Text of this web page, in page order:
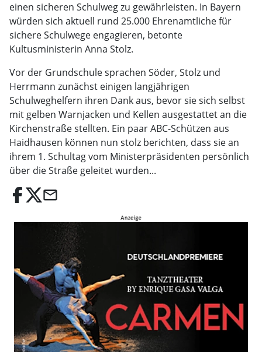
einen sicheren Schulweg zu gewährleisten. In Bayern
würden sich aktuell rund 25.000 Ehrenamtliche für
sichere Schulwege engagieren, betonte
Kultusministerin Anna Stolz.
Vor der Grundschule sprachen Söder, Stolz und
Herrmann zunächst einigen langjährigen
Schulweghelfern ihren Dank aus, bevor sie sich selbst
mit gelben Warnjacken und Kellen ausgestattet an die
Kirchenstraße stellten. Ein paar ABC-Schützen aus
Haidhausen können nun stolz berichten, dass sie an
ihrem 1. Schultag vom Ministerpräsidenten persönlich
über die Straße geleitet wurden...
email